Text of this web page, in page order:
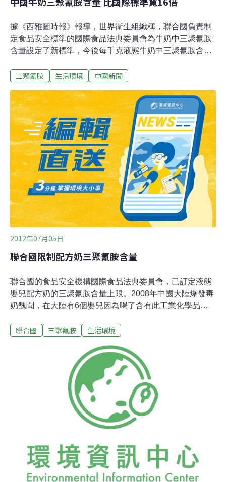
據《西雅圖時報》報導，世界衛生組織稱，聯合國負責制
定食品安全標準的國際食品法典委員會為牛奶中三聚氰胺
含量設定了新標準，今後每千克液態牛奶中三聚氰胺含量
三聚氰胺含量不得超過0.15毫克。委員會曾規定，每千克
克，其他食品中，三聚氰胺含量不得超過每千克2.5毫克。
世衛組織專家表示，三聚氰胺含量標準指食品中三聚氰胺
自然的、不可避免的含量，而非人為添加的含量。制定三
聚氰胺含量上限標準，有助於各國區別食品中無法避免且
對健康無礙的三聚氰胺含量與蓄意添加三聚氰胺的行為。
2011年4月20日，中國公布規定除嬰兒配方食品中三聚氰
胺限量​​值為1毫克/千克，其他所有食品（注：包括液態
奶）均不得超2.5毫克/千克。此標準遠低於國際食品法典
委員會新出台的標準。
三聚氰胺 生活環境 中國新聞
2012年07月05日
聯合國限制配方奶三聚氰胺含量
聯合國的食品安全機構國際食品法典委員會，已訂定液態
嬰兒配方奶的三聚氰胺含量上限。2008年中國大陸爆發毒
奶醜聞，在大陸有6個嬰兒因為喝了含有此工業化學品的
國際食品法典委員會（CodexAlimentarius Commission,
（WHO）共同管理，但此委員會提出的建議並不具約束
力。此委員會於2010年國際食品法典委員會即訂定嬰兒配
方奶粉的三聚氰胺含量上限，每公斤奶粉含量最高不得超
過1毫克，並於此次會議中訂定液態配方奶的含量上限，
每公斤不得超過0.15毫克。三聚氰胺是製作碗盤和廚具的
原料，有時會經由包裝滲入食物。在中國大陸，三聚氰胺
用來添加在加水稀釋的奶水中，以提高蛋白質含量。國際
促進肉類生長藥物使用的議題提出建議。委員會計畫對這
類藥物訂
聯合國 三聚氰胺 生活環境